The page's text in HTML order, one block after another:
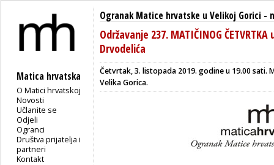
Matica hrvatska
O Matici hrvatskoj
Novosti
Učlanite se
Odjeli
Ogranci
Društva prijatelja i
partneri
Kontakt
Ogranak Matice hrvatske u Velikoj Gorici -
Održavanje 237. MATIČINOG
Drvodelića
Četvrtak, 3. listopada 2019. godine u 19.00
Velika Gorica.